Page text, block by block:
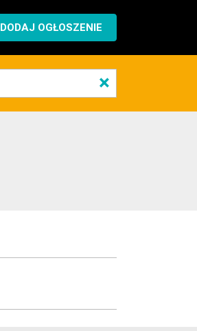
DODAJ OGŁOSZENIE
×